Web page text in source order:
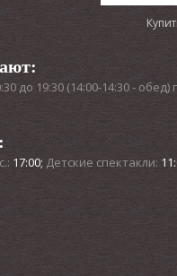
до 19:30 (14:00-14:30 - обед)
17:00; Детские спектакли: